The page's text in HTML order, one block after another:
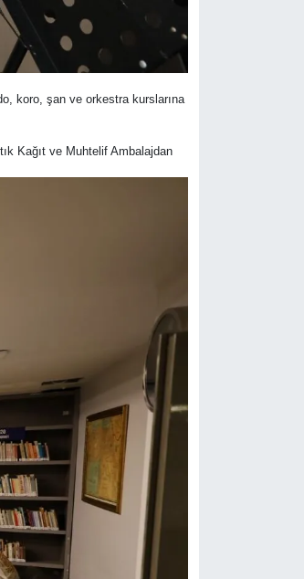
koro, şan ve orkestra kurslarına
Kağıt ve Muhtelif Ambalajdan